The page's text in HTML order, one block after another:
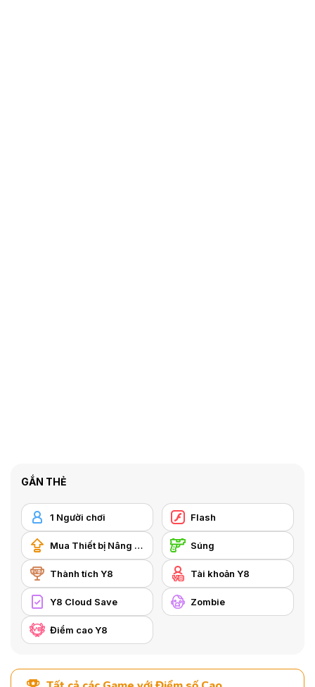
GẮN THẺ
1 Người chơi Flash
Mua Thiết bị Nâng cấp Súng
Thành tích Y8 Tài khoản Y8
Y8 Cloud Save Zombie
Điểm cao Y8